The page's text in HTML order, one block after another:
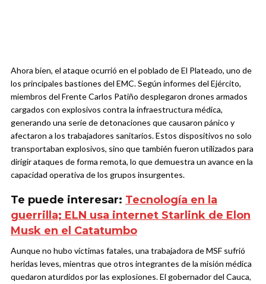
Ahora bien, el ataque ocurrió en el poblado de El Plateado, uno de
los principales bastiones del EMC. Según informes del Ejército,
miembros del Frente Carlos Patiño desplegaron drones armados
cargados con explosivos contra la infraestructura médica,
generando una serie de detonaciones que causaron pánico y
afectaron a los trabajadores sanitarios. Estos dispositivos no solo
transportaban explosivos, sino que también fueron utilizados para
dirigir ataques de forma remota, lo que demuestra un avance en la
capacidad operativa de los grupos insurgentes.
Te puede interesar: Tecnología en la
guerrilla; ELN usa internet Starlink de Elon
Musk en el Catatumbo
Aunque no hubo víctimas fatales, una trabajadora de MSF sufrió
heridas leves, mientras que otros integrantes de la misión médica
quedaron aturdidos por las explosiones. El gobernador del Cauca,